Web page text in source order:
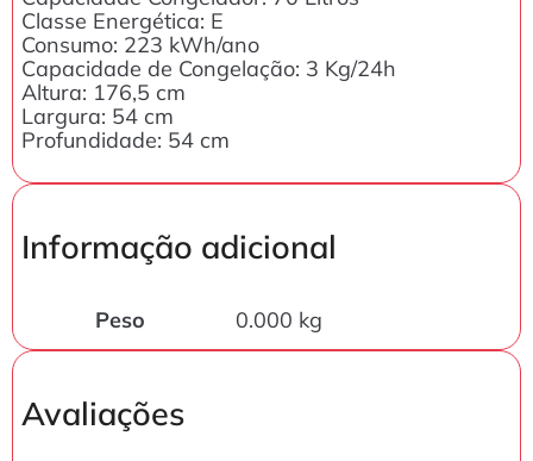
Classe Energética: E
Consumo: 223 kWh/ano
Capacidade de Congelação: 3 Kg/24h
Altura: 176,5 cm
Largura: 54 cm
Profundidade: 54 cm
Informação adicional
Peso 0.000 kg
Avaliações